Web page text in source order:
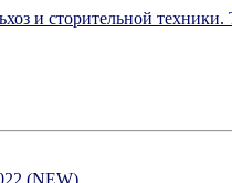
и сторительной
(NEW)